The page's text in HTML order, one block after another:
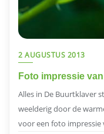
2 AUGUSTUS 2013
Foto impressie
Alles in De Buurtklaver
weelderig door de
voor een foto impressie